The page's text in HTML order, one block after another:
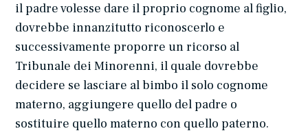
il padre volesse dare il proprio cognome al figlio,
dovrebbe innanzitutto riconoscerlo e
successivamente proporre un ricorso al
Tribunale dei Minorenni, il quale dovrebbe
decidere se lasciare al bimbo il solo cognome
materno, aggiungere quello del padre o
sostituire quello materno con quello paterno.